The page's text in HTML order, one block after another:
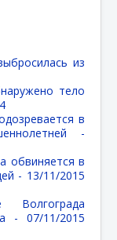
из
тело
в
-
обвиняется в
- 13/11/2015
Волгограда
- 07/11/2015